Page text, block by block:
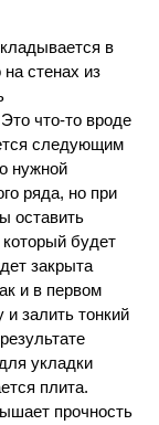
в
стенах из
что-то вроде
следующим
нужной
ряда, но при
оставить
будет
закрыта
и в первом
залить тонкий
укладки
плита.
прочность